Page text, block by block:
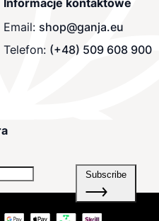
Informacje kontaktowe
Email: shop@ganja.eu
Telefon: (+48) 509 608 900
Subscribe